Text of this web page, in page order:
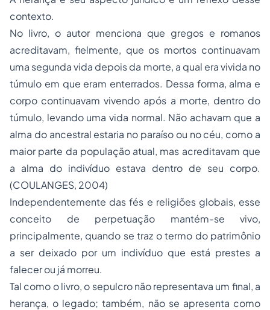
contexto.
No livro, o autor menciona que gregos e romanos
acreditavam, fielmente, que os mortos continuavam
uma segunda vida depois da morte, a qual era vivida no
túmulo em que eram enterrados. Dessa forma, alma e
corpo continuavam vivendo após a morte, dentro do
túmulo, levando uma vida normal. Não achavam que a
alma do ancestral estaria no paraíso ou no céu, como a
maior parte da população atual, mas acreditavam que
a alma do indivíduo estava dentro de seu corpo.
(COULANGES, 2004)
Independentemente das fés e religiões globais, esse
conceito de perpetuação mantém-se vivo,
principalmente, quando se traz o termo do patrimônio
a ser deixado por um indivíduo que está prestes a
falecer ou já morreu.
Tal como o livro, o sepulcro não representava um final, a
herança, o legado; também, não se apresenta como